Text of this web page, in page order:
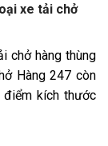
xe tải chở
chở hàng thùng
Hàng 247 còn
kích thước